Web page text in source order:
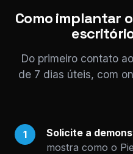
Como implantar
Do primeiro contato
de 7 dias úteis, com
1 Solicite a
mostra como o